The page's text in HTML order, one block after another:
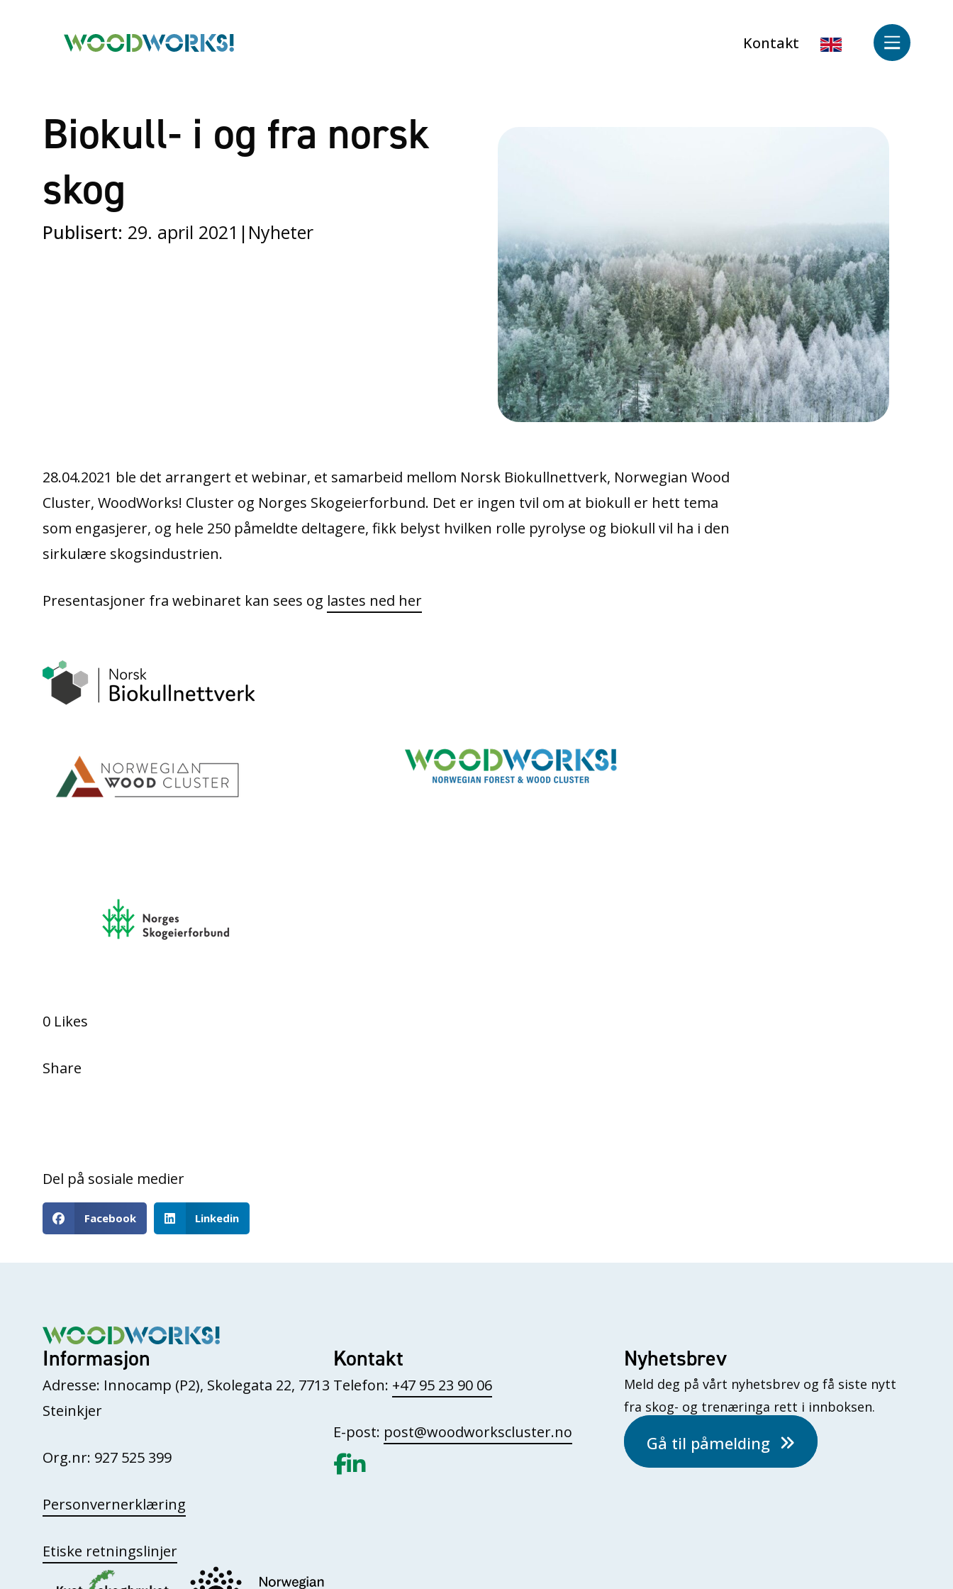
Kontakt
Biokull- i og fra norsk
skog
Publisert: 29. april 2021 | Nyheter
28.04.2021 ble det arrangert et webinar, et samarbeid mellom Norsk Biokullnettverk, Norwegian Wood
Cluster, WoodWorks! Cluster og Norges Skogeierforbund. Det er ingen tvil om at biokull er hett tema
som engasjerer, og hele 250 påmeldte deltagere, fikk belyst hvilken rolle pyrolyse og biokull vil ha i den
sirkulære skogsindustrien.
Presentasjoner fra webinaret kan sees og lastes ned her
0 Likes
Share
Del på sosiale medier
Facebook Linkedin
Informasjon
Adresse: Innocamp (P2), Skolegata 22, 7713
Steinkjer
Org.nr: 927 525 399
Personvernerklæring
Etiske retningslinjer
Kontakt
Telefon: +47 95 23 90 06
E-post: post@woodworkscluster.no
Gå til vår Facebook
Gå til vår LinkedIn
Nyhetsbrev
Meld deg på vårt nyhetsbrev og få siste nytt
fra skog- og trenæringa rett i innboksen.
Gå til påmelding